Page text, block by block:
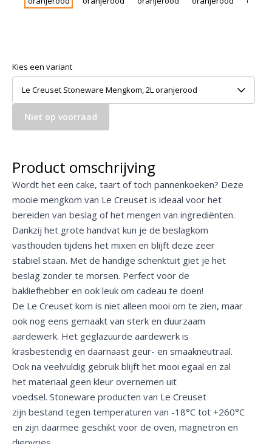
Kies een variant
Le Creuset Stoneware Mengkom, 2L oranjerood
Niet op voorraad
Product omschrijving
Wordt het een cake, taart of toch pannenkoeken? Deze
mooie mengkom van Le Creuset is ideaal voor het
bereiden van beslag of het mengen van ingrediënten.
Dankzij het grote handvat kun je de beslagkom
vasthouden tijdens het mixen en blijft deze zeer
stabiel staan. Met de handige schenktuit giet je het
beslag zonder te morsen. Perfect voor de
bakliefhebber en ook leuk om cadeau te doen!
De Le Creuset kom is niet alleen mooi om te zien, maar
ook nog eens gemaakt van sterk en duurzaam
aardewerk. Het geglazuurde aardewerk is
krasbestendig en daarnaast geur- en smaakneutraal.
Ook na veelvuldig gebruik blijft het mooi egaal en zal
het materiaal geen kleur overnemen uit
voedsel. Stoneware producten van Le Creuset
zijn bestand tegen temperaturen van -18°C tot +260°C
en zijn daarmee geschikt voor de oven, magnetron en